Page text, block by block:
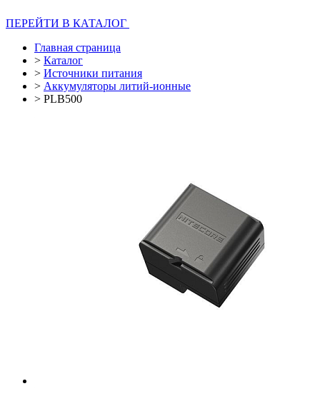
ПЕРЕЙТИ В КАТАЛОГ
Главная страница
> Каталог
> Источники питания
> Аккумуляторы литий-ионные
> PLB500